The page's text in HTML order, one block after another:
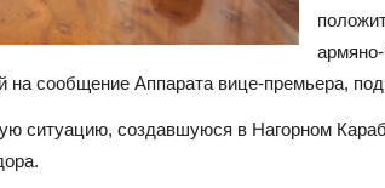
на сообщение Аппарата вице-премьера,
ситуацию, создавшуюся в Нагорном